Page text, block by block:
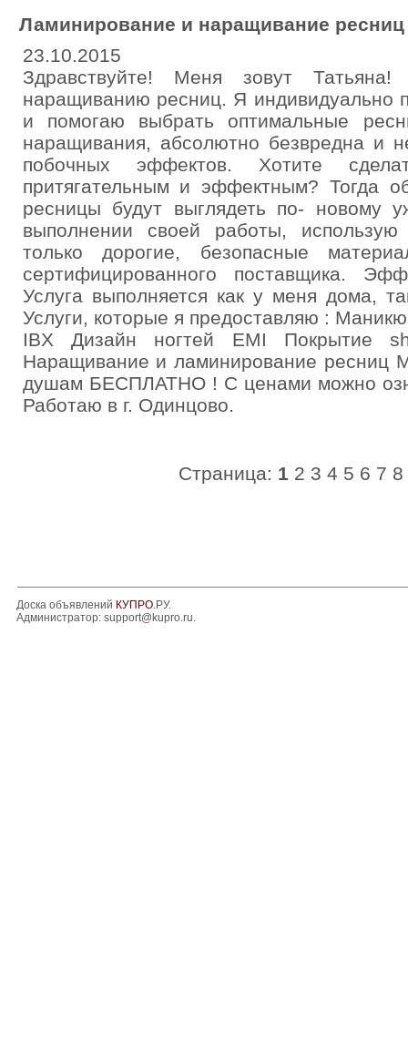
Ламинирование и наращивание ресниц
23.10.2015
Здравствуйте! Меня зовут
наращиванию ресниц. Я индивидуально
и помогаю выбрать оптимальные
наращивания, абсолютно безвредна и
побочных эффектов. Хотите
притягательным и эффектным? Тогда
ресницы будут выглядеть по- новому
выполнении своей работы,
только дорогие, безопасные
сертифицированного поставщика.
Услуга выполняется как у меня дома,
Услуги, которые я предоставляю :
IBX Дизайн ногтей EMI Покрытие
Наращивание и ламинирование ресниц
душам БЕСПЛАТНО ! С ценами можно
Работаю в г. Одинцово.
Страница: 1 2 3 4 5 6 7 8
Доска объявлений КУПРО.РУ.
Администратор: support@kupro.ru.